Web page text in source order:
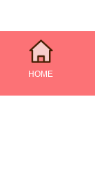
HOME